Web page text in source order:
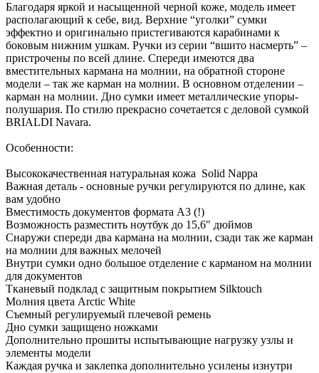
Благодаря яркой и насыщенной черной коже, модель имеет
располагающий к себе, вид. Верхние “уголки” сумки
эффектно и оригинально пристегиваются карабинами к
боковым нижним ушкам. Ручки из серии “вшито насмерть” –
пристрочены по всей длине. Спереди имеются два
вместительных кармана на молнии, на обратной стороне
модели – так же карман на молнии. В основном отделении –
карман на молнии. Дно сумки имеет металлические упоры-
полушария. По стилю прекрасно сочетается с деловой сумкой
BRIALDI Navara.
Особенности:
Высококачественная натуральная кожа Solid Nappa
Важная деталь - основные ручки регулируются по длине, как
вам удобно
Вместимость документов формата А3 (!)
Возможность разместить ноутбук до 15,6" дюймов
Снаружи спереди два кармана на молнии, сзади так же карман
на молнии для важных мелочей
Внутри сумки одно большое отделение с карманом на молнии
для документов
Тканевый подклад с защитным покрытием Silktouch
Молния цвета Arctic White
Съемный регулируемый плечевой ремень
Дно сумки защищено ножками
Дополнительно прошиты испытывающие нагрузку узлы и
элементы модели
Каждая ручка и заклепка дополнительно усилены изнутри